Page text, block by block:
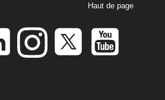
Haut de page